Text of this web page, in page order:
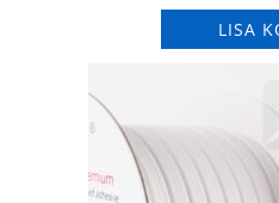
LISA